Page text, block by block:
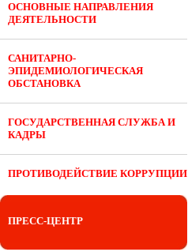
ОСНОВНЫЕ НАПРАВЛЕНИЯ
ДЕЯТЕЛЬНОСТИ
САНИТАРНО-
ЭПИДЕМИОЛОГИЧЕСКАЯ
ОБСТАНОВКА
ГОСУДАРСТВЕННАЯ СЛУЖБА И
КАДРЫ
ПРОТИВОДЕЙСТВИЕ КОРРУПЦИИ
ПРЕСС-ЦЕНТР